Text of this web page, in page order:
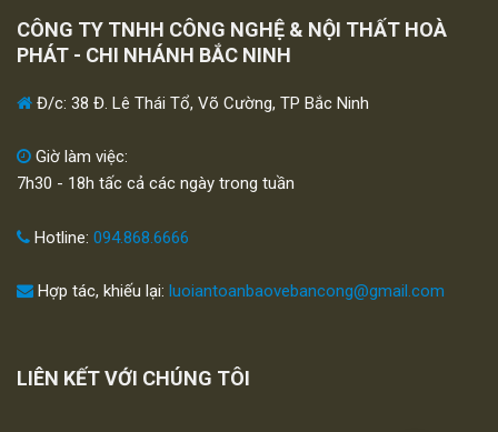
CÔNG TY TNHH CÔNG NGHỆ & NỘI THẤT HOÀ
PHÁT - CHI NHÁNH BẮC NINH
Đ/c: 38 Đ. Lê Thái Tổ, Võ Cường, TP Bắc Ninh
Giờ làm việc:
7h30 - 18h tấc cả các ngày trong tuần
Hotline: 094.868.6666
Hợp tác, khiếu lại: luoiantoanbaovebancong@gmail.com
LIÊN KẾT VỚI CHÚNG TÔI